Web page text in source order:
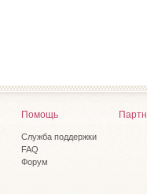
Помощь
Служба поддержки
FAQ
Форум